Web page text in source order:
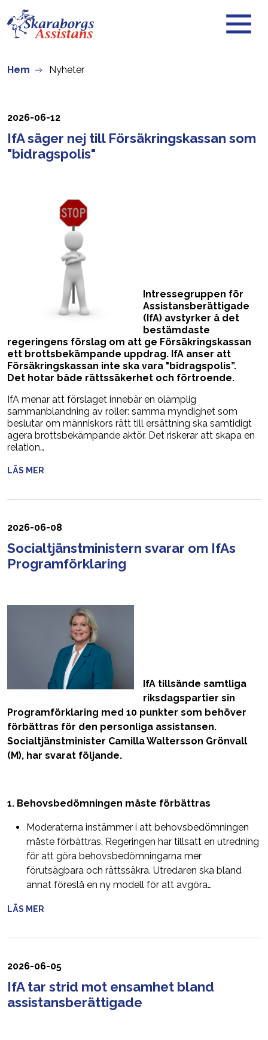
Skip to main content
Hem Nyheter
2026-06-12
IfA säger nej till Försäkringskassan som
"bidragspolis"
Intressegruppen för
Assistansberättigade
(IfA) avstyrker å det
bestämdaste
regeringens förslag om att ge Försäkringskassan
ett brottsbekämpande uppdrag. IfA anser att
Försäkringskassan inte ska vara "bidragspolis”.
Det hotar både rättssäkerhet och förtroende.
IfA menar att förslaget innebär en olämplig
sammanblandning av roller: samma myndighet som
beslutar om människors rätt till ersättning ska samtidigt
agera brottsbekämpande aktör. Det riskerar att skapa en
relation…
LÄS MER
2026-06-08
Socialtjänstministern svarar om IfAs
Programförklaring
IfA tillsände samtliga
riksdagspartier sin
Programförklaring med 10 punkter som behöver
förbättras för den personliga assistansen.
Socialtjänstminister Camilla Waltersson Grönvall
(M), har svarat följande.
1. Behovsbedömningen måste förbättras
Moderaterna instämmer i att behovsbedömningen
måste förbättras. Regeringen har tillsatt en utredning
för att göra behovsbedömningarna mer
förutsägbara och rättssäkra. Utredaren ska bland
annat föreslå en ny modell för att avgöra…
LÄS MER
2026-06-05
IfA tar strid mot ensamhet bland
assistansberättigade